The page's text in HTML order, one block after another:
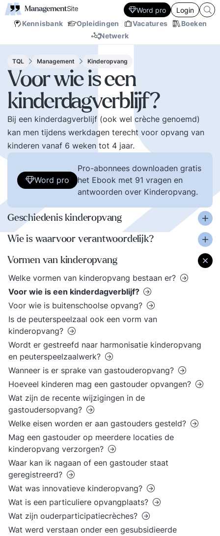
Kennisbank Opleidingen Vacatures
Boeken
Netwerk
Word pro Login
TQL Management Kinderopvang
Voor wie is een
kinderdagverblijf?
Bij een kinderdagverblijf (ook wel crèche genoemd)
kan men tijdens werkdagen terecht voor opvang van
kinderen vanaf 6 weken tot 4 jaar.
Word pro
Pro-abonnees downloaden gratis
het Ebook met 91 vragen en
antwoorden over Kinderopvang.
Geschiedenis kinderopvang
Wie is waarvoor verantwoordelijk?
Vormen van kinderopvang
Welke vormen van kinderopvang bestaan er?
Voor wie is een kinderdagverblijf?
Voor wie is buitenschoolse opvang?
Is de peuterspeelzaal ook een vorm van
kinderopvang?
Wordt er gestreefd naar harmonisatie kinderopvang
en peuterspeelzaalwerk?
Wanneer is er sprake van gastouderopvang?
Hoeveel kinderen mag een gastouder opvangen?
Wat zijn de recente wijzigingen in de
gastoudersopvang?
Welke eisen worden er aan gastouders gesteld?
Mag een gastouder op meerdere locaties de
kinderopvang verzorgen?
Waar kan ik nagaan of een gastouder staat
geregistreerd?
Wat was innovatieve kinderopvang?
Wat is een particuliere opvangplaats?
Wat zijn ouderparticipatiecrèches?
Wat werd verstaan onder een gesubsidieerde